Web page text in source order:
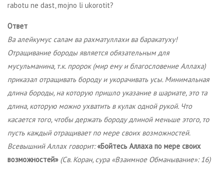
rabotu ne dast, mojno li ukorotit?
Ответ
Ва алейкумус салам ва рахматуллахи ва баракатуху!
Отращивание бороды является обязательным для
мусульманина, т.к. пророк (мир ему и благословение Аллаха)
приказал отращивать бороду и укорачивать усы. Минимальная
длина бороды, на которую пришло указание в шариате, это та
длина, которую можно ухватить в кулак одной рукой. Что
касается того, чтобы держать бороду длиной меньше этого, то
пусть каждый отращивает по мере своих возможностей.
Всевышний Аллах говорит:«Бойтесь Аллаха по мере своих
возможностей» (Св. Коран, сура «Взаимное Обманывание»: 16)